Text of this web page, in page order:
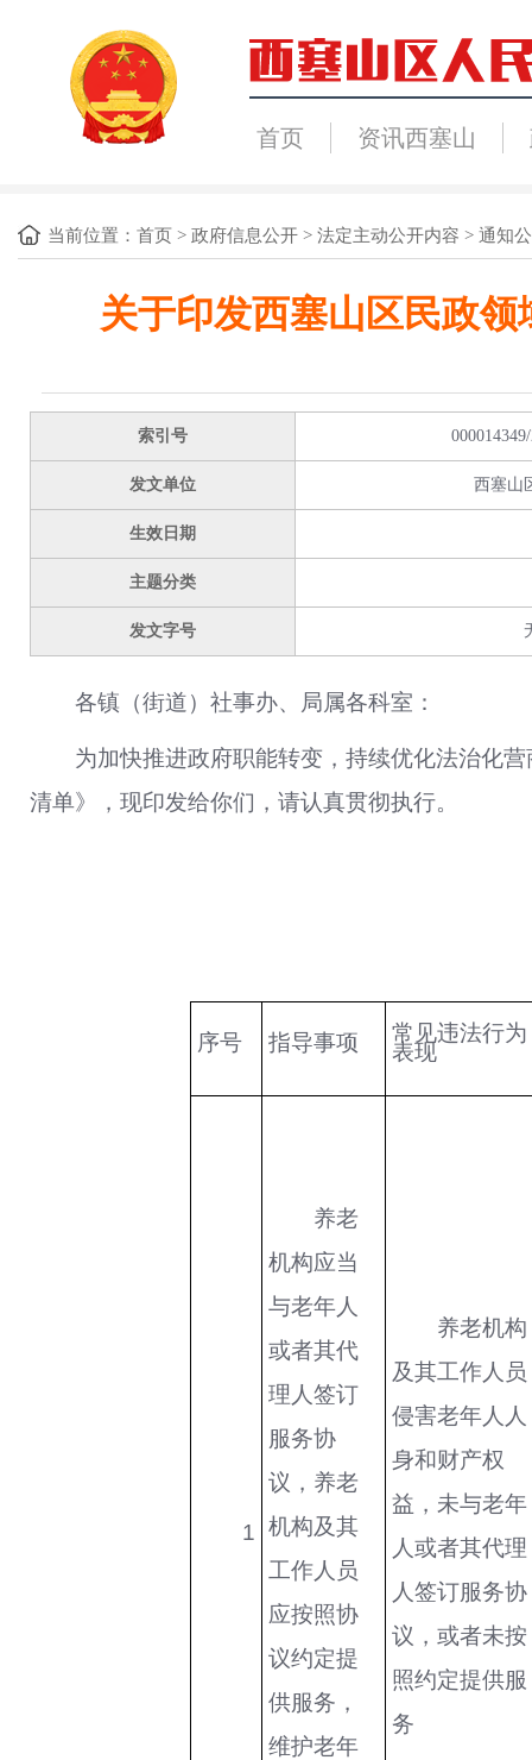
首页 资讯西塞山
当前位置： 首页 > 政府信息公开 > 法定主动公开内容 > 通知
关于印发西塞山区民政
索引号
发文单位 西塞山
生效日期
主题分类
发文字号
各镇（街道）社事办、局属各科室：
为加快推进政府职能转变，持续优化法治化
清单》，现印发给你们，请认真贯彻执行。
序号 指导事项 常见违法行为
表现
1
养老
机构应当
与老年人
或者其代
理人签订
服务协
议，养老
机构及其
工作人员
应按照协
议约定提
供服务，
维护老年
养老机构
及其工作人员
侵害老年人人
身和财产权
益，未与老年
人或者其代理
人签订服务协
议，或者未按
照约定提供服
务